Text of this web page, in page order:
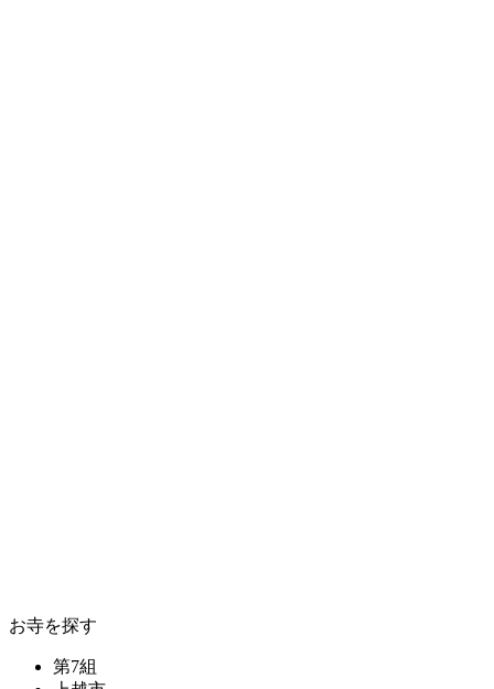
お寺を探す
第7組